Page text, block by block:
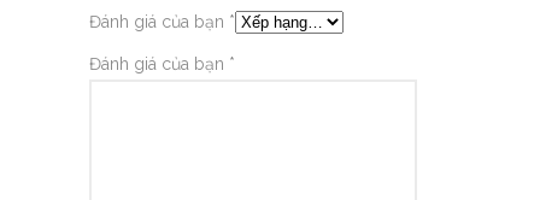
Đánh giá của bạn *
Đánh giá của bạn *